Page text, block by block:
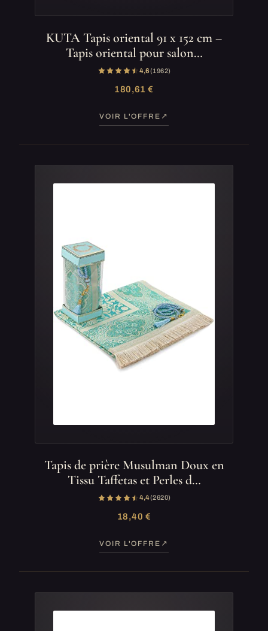
KUTA Tapis oriental 91 x 152 cm –
Tapis oriental pour salon…
4,6(1 962)
180,61 €
VOIR L'OFFRE
Tapis de prière Musulman Doux en
Tissu Taffetas et Perles d…
4,4(2 620)
18,40 €
VOIR L'OFFRE